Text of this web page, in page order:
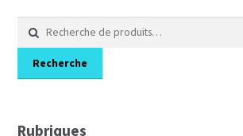
pour :
Recherche
Rubriques